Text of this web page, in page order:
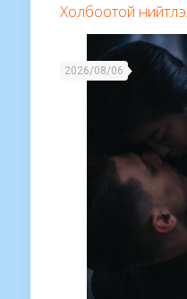
Холбоотой
2026/08/06